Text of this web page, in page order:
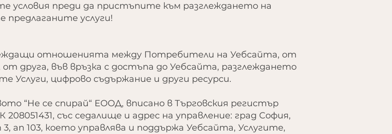
условия преди да пристъпите към разглеждането на
предлаганите услуги!
отношенията между Потребители на Уебсайта, от
друга, във връзка с достъпа до Уебсайта, разглеждането
Услуги, цифрово съдържание и други ресурси.
“Не се спирай“ ЕООД, вписано в Търговския регистър
със седалище и адрес на управление: град София,
103, което управлява и поддържа Уебсайта, Услугите,